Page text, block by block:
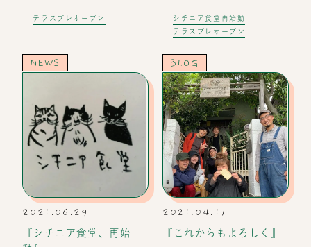
テラスプレオープン
シチニア食堂再始動
テラスプレオープン
NEWS
2021.06.29
『シチニア食堂、再始
BLOG
2021.04.17
『これからもよろしく』